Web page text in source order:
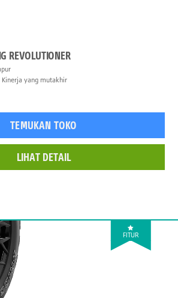
REVOLUTIONER
yang mutakhir
TEMUKAN TOKO
LIHAT DETAIL
FITUR